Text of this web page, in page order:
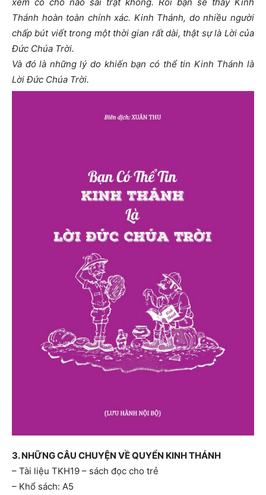
Thánh hoàn toàn chính xác. Kinh Thánh, do nhiều người
chấp bút viết trong một thời gian rất dài, thật sự là Lời của
Đức Chúa Trời.
Và đó là những lý do khiến bạn có thể tin Kinh Thánh là
Lời Đức Chúa Trời.
3. NHỮNG CÂU CHUYỆN VỀ QUYỂN KINH THÁNH
– Tài liệu TKH19 – sách đọc cho trẻ
– Khổ sách: A5